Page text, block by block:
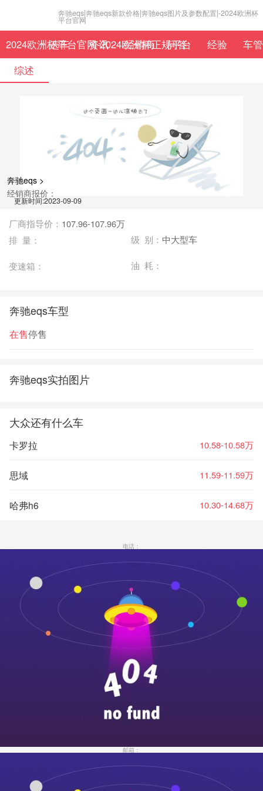
奔驰eqs|奔驰eqs新款价格|奔驰eqs图片及参数配置|-2024欧洲杯
平台官网
2024欧洲杯平台官网-2024欧洲杯正规平台
选车 资讯 经销商 问答 经验
车
综述
奔驰eqs >
经销商报价：
更新时间:2023-09-09
厂商指导价： 107.96-107.96万
排 量：
级 别： 中大型车
变速箱： 油 耗：
奔驰eqs车型
在售停售
奔驰eqs实拍图片
大众还有什么车
卡罗拉 10.58-10.58万
思域 11.59-11.59万
哈弗h6 10.30-14.68万
电话：
邮箱：